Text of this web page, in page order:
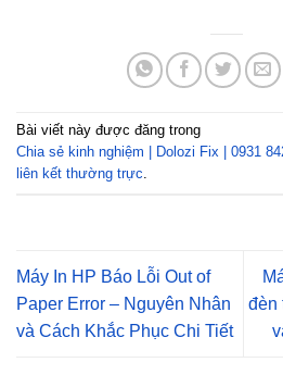
Bài viết này được đăng trong
Chia sẻ kinh nghiệm | Dolozi Fix | 0931
liên kết thường trực.
Máy In HP Báo Lỗi Out of
Paper Error – Nguyên Nhân
và Cách Khắc Phục Chi Tiết
đèn